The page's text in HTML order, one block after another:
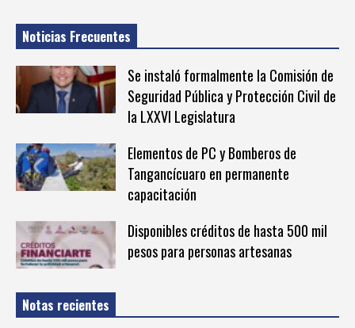
Noticias Frecuentes
Se instaló formalmente la Comisión de
Seguridad Pública y Protección Civil de
la LXXVI Legislatura
Elementos de PC y Bomberos de
Tangancícuaro en permanente
capacitación
Disponibles créditos de hasta 500 mil
pesos para personas artesanas
Notas recientes